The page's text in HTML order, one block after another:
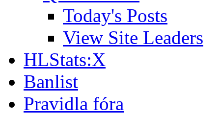
Today's Posts
View Site Leaders
HLStats:X
Banlist
Pravidla fóra